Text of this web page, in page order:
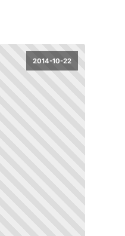
2014-10-22